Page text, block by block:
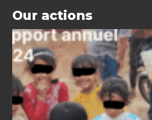
Our actions
2024
status
report